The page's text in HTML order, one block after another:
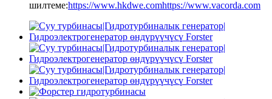
шилтеме:https://www.hkdwe.comhttps://www.vacorda.com